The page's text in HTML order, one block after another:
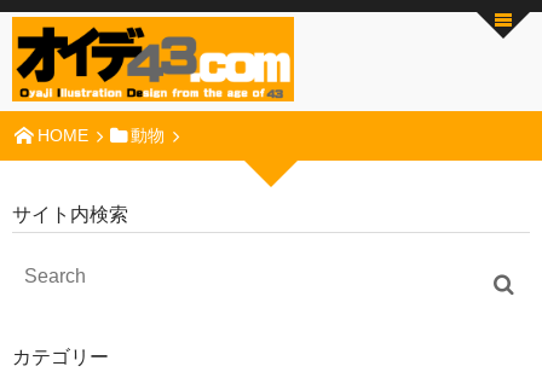
HOME 動物
サイト内検索
カテゴリー